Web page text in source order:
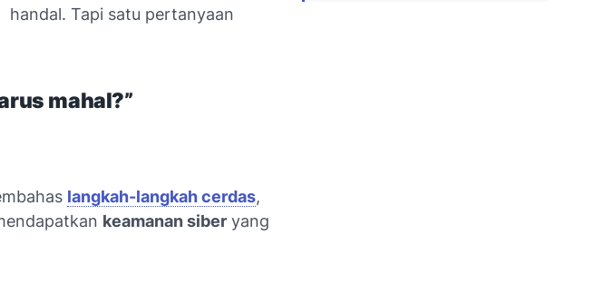
handal. Tapi satu pertanyaan
mahal?”
langkah-langkah cerdas,
keamanan siber yang